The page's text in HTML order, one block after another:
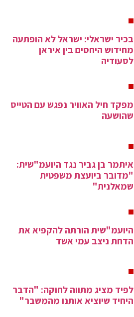
בכיר ישראלי: ישראל לא הופתעה
מחידוש היחסים בין איראן
לסעודיה
מפקד חיל האוויר נפגש עם הטייס
שהושעה
איתמר בן גביר נגד היועמ"שית:
"מדובר ביועצת משפטית
שמאלנית"
היועמ"שית הורתה להקפיא את
הדחת ניצב עמי אשד
לפיד מציג מתווה לחוקה: "הדבר
היחיד שיוציא אותנו מהמשבר"